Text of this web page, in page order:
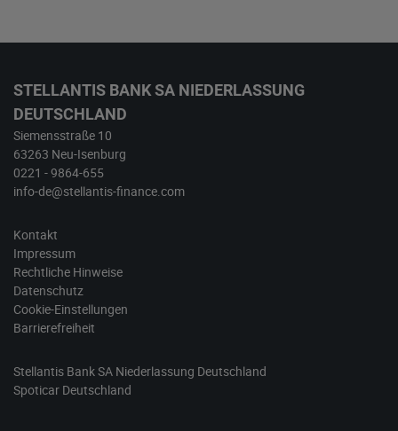
STELLANTIS BANK SA NIEDERLASSUNG
DEUTSCHLAND
Siemensstraße 10
63263 Neu-Isenburg
0221 - 9864-655
info-de@stellantis-finance.com
Kontakt
Impressum
Rechtliche Hinweise
Datenschutz
Cookie-Einstellungen
Barrierefreiheit
Stellantis Bank SA Niederlassung Deutschland
Spoticar‎ Deutschland